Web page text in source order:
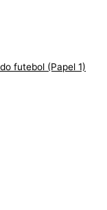
futebol (Papel 1)